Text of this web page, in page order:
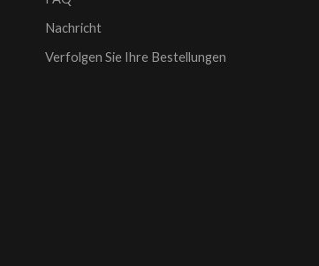
Nachricht
Verfolgen Sie Ihre Bestellungen